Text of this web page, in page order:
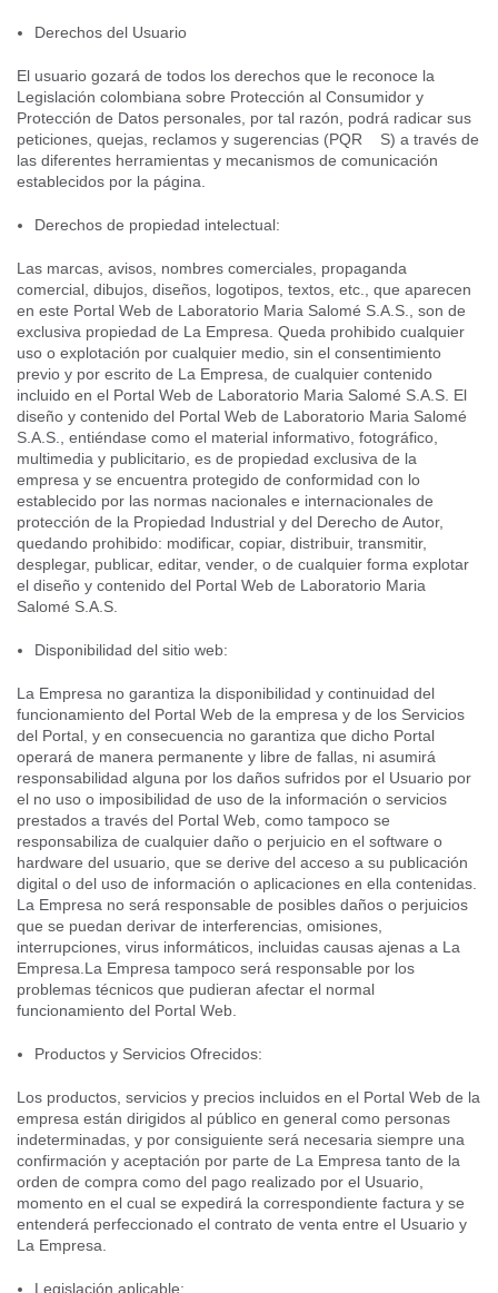
Derechos del Usuario
El usuario gozará de todos los derechos que le reconoce la
Legislación colombiana sobre Protección al Consumidor y
Protección de Datos personales, por tal razón, podrá radicar sus
peticiones, quejas, reclamos y sugerencias (PQR S) a través de
las diferentes herramientas y mecanismos de comunicación
establecidos por la página.
Derechos de propiedad intelectual:
Las marcas, avisos, nombres comerciales, propaganda
comercial, dibujos, diseños, logotipos, textos, etc., que aparecen
en este Portal Web de Laboratorio Maria Salomé S.A.S., son de
exclusiva propiedad de La Empresa. Queda prohibido cualquier
uso o explotación por cualquier medio, sin el consentimiento
previo y por escrito de La Empresa, de cualquier contenido
incluido en el Portal Web de Laboratorio Maria Salomé S.A.S. El
diseño y contenido del Portal Web de Laboratorio Maria Salomé
S.A.S., entiéndase como el material informativo, fotográfico,
multimedia y publicitario, es de propiedad exclusiva de la
empresa y se encuentra protegido de conformidad con lo
establecido por las normas nacionales e internacionales de
protección de la Propiedad Industrial y del Derecho de Autor,
quedando prohibido: modificar, copiar, distribuir, transmitir,
desplegar, publicar, editar, vender, o de cualquier forma explotar
el diseño y contenido del Portal Web de Laboratorio Maria
Salomé S.A.S.
Disponibilidad del sitio web:
La Empresa no garantiza la disponibilidad y continuidad del
funcionamiento del Portal Web de la empresa y de los Servicios
del Portal, y en consecuencia no garantiza que dicho Portal
operará de manera permanente y libre de fallas, ni asumirá
responsabilidad alguna por los daños sufridos por el Usuario por
el no uso o imposibilidad de uso de la información o servicios
prestados a través del Portal Web, como tampoco se
responsabiliza de cualquier daño o perjuicio en el software o
hardware del usuario, que se derive del acceso a su publicación
digital o del uso de información o aplicaciones en ella contenidas.
La Empresa no será responsable de posibles daños o perjuicios
que se puedan derivar de interferencias, omisiones,
interrupciones, virus informáticos, incluidas causas ajenas a La
Empresa.La Empresa tampoco será responsable por los
problemas técnicos que pudieran afectar el normal
funcionamiento del Portal Web.
Productos y Servicios Ofrecidos:
Los productos, servicios y precios incluidos en el Portal Web de la
empresa están dirigidos al público en general como personas
indeterminadas, y por consiguiente será necesaria siempre una
confirmación y aceptación por parte de La Empresa tanto de la
orden de compra como del pago realizado por el Usuario,
momento en el cual se expedirá la correspondiente factura y se
entenderá perfeccionado el contrato de venta entre el Usuario y
La Empresa.
Legislación aplicable: